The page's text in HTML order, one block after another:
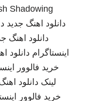
Shadowing
دانلود اهنگ جدید
دانلود اهنگ
اینستاگرام دانلود
خرید فالوور
لینک دانلود
خرید فالوور